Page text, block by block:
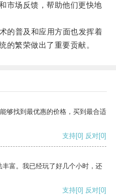
市场反馈，帮助他们更快地
普及和应用方面也发挥着
的繁荣做出了重要贡献。
够找到最优惠的价格，买到最合适
支持[0] 反对[0]
富。我已经玩了好几个小时，还
支持[0] 反对[0]